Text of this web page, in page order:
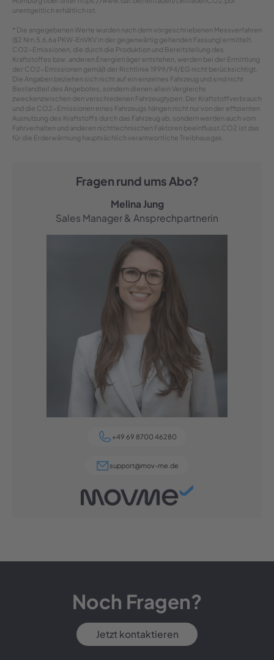
unentgeltlich erhältlich ist.
* Die angegebenen Werte wurden nach dem vorgeschriebenen Messverfahren
(§2 Nrn.5,6,6a PKW-EnVKV in der gegenwärtig geltenden Fassung) ermittelt.
CO2-Emissionen, die durch die Produktion und Bereitstellung des
Kraftstoffes bzw. anderen Energieträger entstehen, werden bei der Ermittlung
der CO2-Emissionen gemäß der Richtlinie 1999/94/EG nicht berücksichtigt.
Die Angaben beziehen sich nicht auf ein einzelnes Fahrzeug und sind nicht
Bestandteil des Angebotes, sondern dienen allein Vergleichs
zweckenzwischen den verschiedenen Fahrzeugtypen. Der Kraftstoffverbrauch
und die CO2-Emissionen eines Fahrzeugs hängen nicht nur von der effizienten
Ausnutzung des Kraftstoffs durch das Fahrzeug ab, sondern werden auch vom
Fahrverhalten und anderen nichttechnischen Faktoren beeinflusst.CO2 ist das
für die Erderwärmung hauptsächlich verantwortliche Treibhausgas.
Fragen rund ums Abo?
Melina Jung
Sales Manager & Ansprechpartnerin
+49 69 8700 46280
support@mov-me.de
Noch Fragen?
Jetzt kontaktieren